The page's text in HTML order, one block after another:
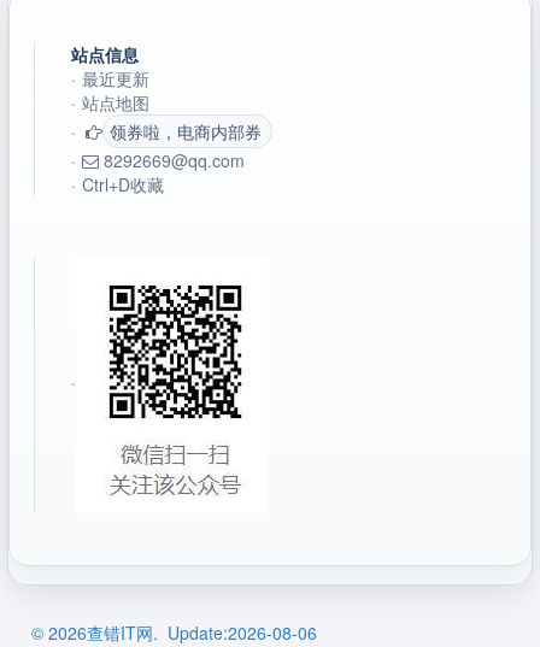
站点信息
· 最近更新
· 站点地图
·
领券啦，电商内部券
·
8292669@qq.com
· Ctrl+D收藏
·
© 2026查错IT网. Update:2026-08-06